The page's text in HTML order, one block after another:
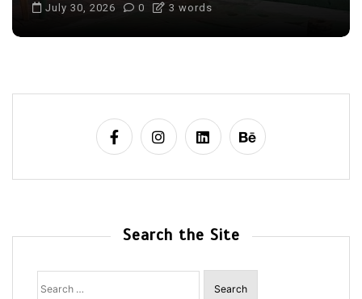
July 30, 2026 0 3 words
Search the Site
Search
for: